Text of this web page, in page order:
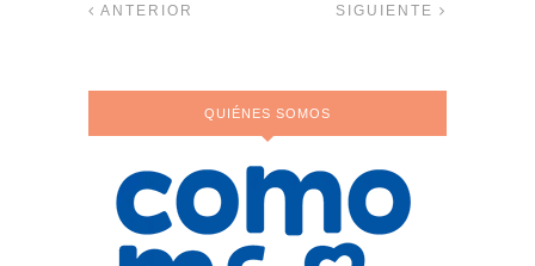
ANTERIOR SIGUIENTE
QUIÉNES SOMOS